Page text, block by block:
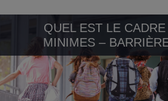
QUEL EST LE
MINIMES –